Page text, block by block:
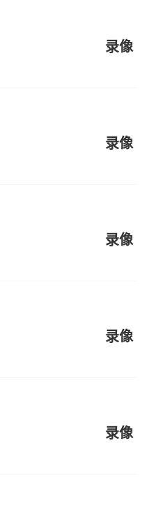
录像
录像
录像
录像
录像